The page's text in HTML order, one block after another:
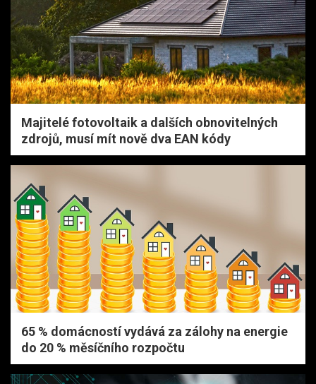
Majitelé fotovoltaik a dalších obnovitelných
zdrojů, musí mít nově dva EAN kódy
65 % domácností vydává za zálohy na energie
do 20 % měsíčního rozpočtu